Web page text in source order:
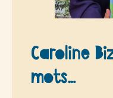
Caroline
mots…